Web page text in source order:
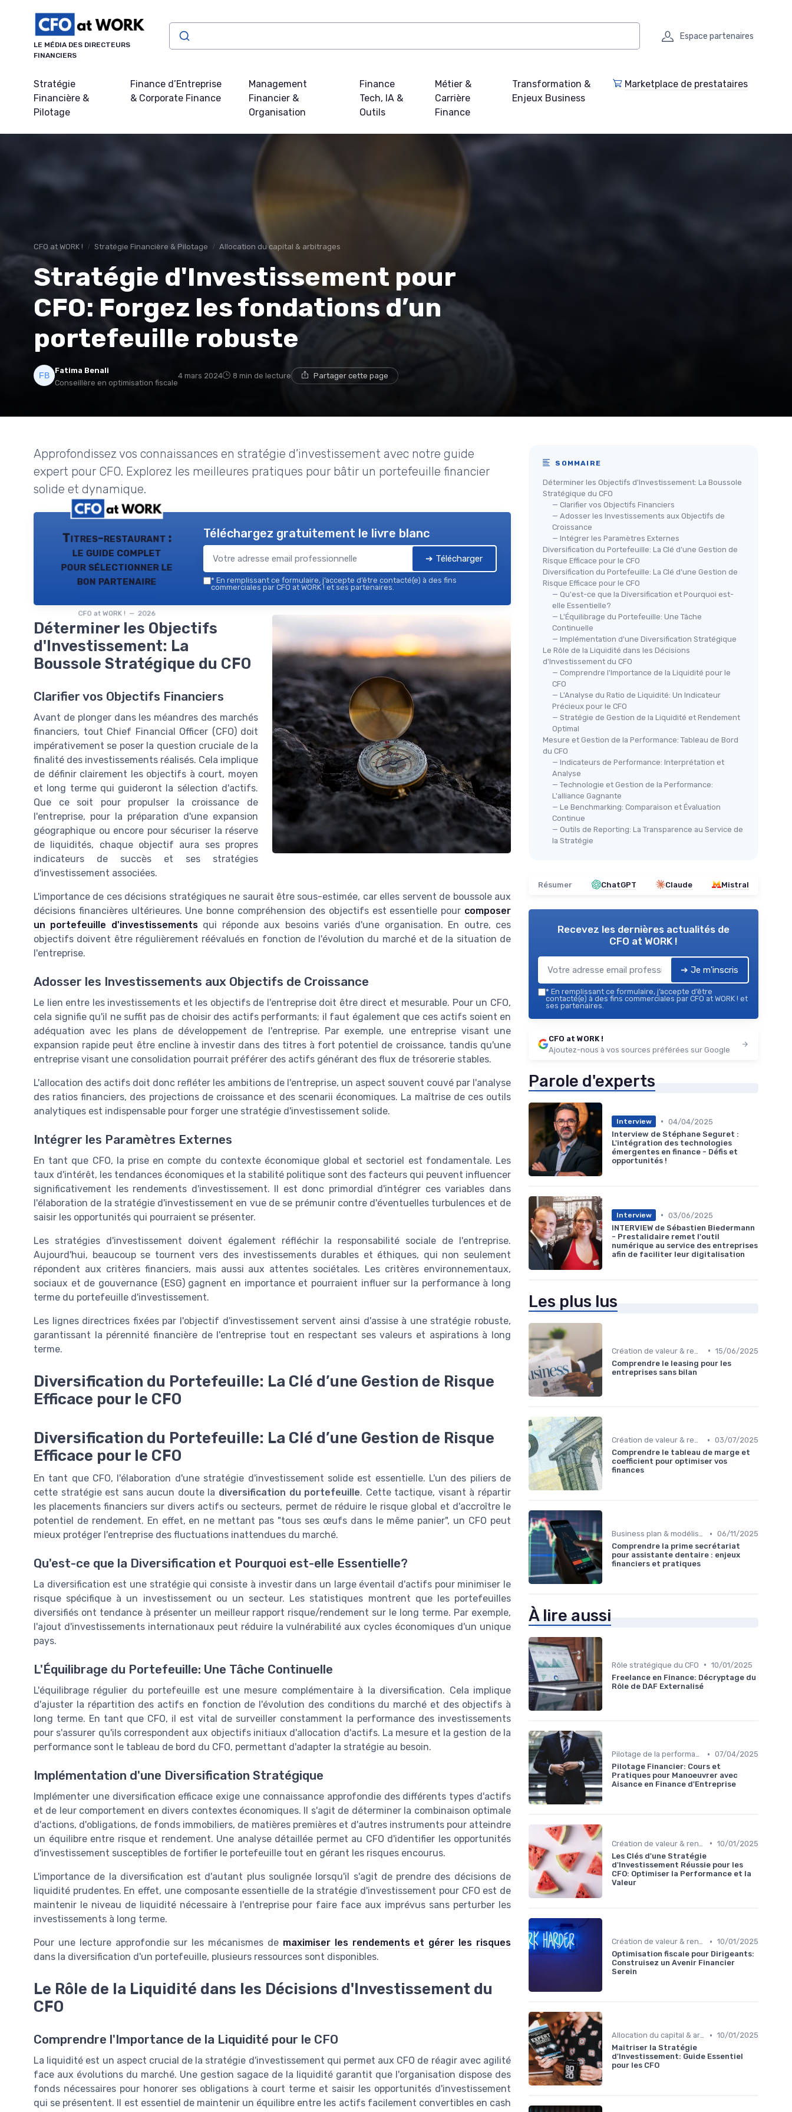
LE MÉDIA DES DIRECTEURS
FINANCIERS
Espace partenaires
Stratégie
Financière &
Pilotage
Finance d’Entreprise
& Corporate Finance
Management
Financier &
Organisation
Finance
Tech, IA &
Outils
Métier &
Carrière
Finance
Transformation &
Enjeux Business
Marketplace de prestataires
CFO at WORK ! Stratégie Financière & Pilotage Allocation du capital & arbitrages
Stratégie d'Investissement pour
CFO: Forgez les fondations d’un
portefeuille robuste
Fatima Benali
Conseillère en optimisation fiscale
4 mars 2024 8 min de lecture Partager cette page
Approfondissez vos connaissances en stratégie d’investissement avec notre guide
expert pour CFO. Explorez les meilleures pratiques pour bâtir un portefeuille financier
solide et dynamique.
Titres-restaurant :
le guide complet
pour sélectionner le
bon partenaire
CFO at WORK ! — 2026
Téléchargez gratuitement le livre blanc
➔ Télécharger
* En remplissant ce formulaire, j’accepte d’être contacté(e) à des fins
commerciales par CFO at WORK ! et ses partenaires.
Déterminer les Objectifs
d'Investissement: La
Boussole Stratégique du CFO
Clarifier vos Objectifs Financiers
Avant de plonger dans les méandres des marchés
financiers, tout Chief Financial Officer (CFO) doit
impérativement se poser la question cruciale de la
finalité des investissements réalisés. Cela implique
de définir clairement les objectifs à court, moyen
et long terme qui guideront la sélection d'actifs.
Que ce soit pour propulser la croissance de
l'entreprise, pour la préparation d'une expansion
géographique ou encore pour sécuriser la réserve
de liquidités, chaque objectif aura ses propres
indicateurs de succès et ses stratégies
d'investissement associées.
L'importance de ces décisions stratégiques ne saurait être sous-estimée, car elles servent de boussole aux
décisions financières ultérieures. Une bonne compréhension des objectifs est essentielle pour composer
un portefeuille d'investissementsqui réponde aux besoins variés d'une organisation. En outre, ces
objectifs doivent être régulièrement réévalués en fonction de l'évolution du marché et de la situation de
l'entreprise.
Adosser les Investissements aux Objectifs de Croissance
Le lien entre les investissements et les objectifs de l'entreprise doit être direct et mesurable. Pour un CFO,
cela signifie qu'il ne suffit pas de choisir des actifs performants; il faut également que ces actifs soient en
adéquation avec les plans de développement de l'entreprise. Par exemple, une entreprise visant une
expansion rapide peut être encline à investir dans des titres à fort potentiel de croissance, tandis qu'une
entreprise visant une consolidation pourrait préférer des actifs générant des flux de trésorerie stables.
L'allocation des actifs doit donc refléter les ambitions de l'entreprise, un aspect souvent couvé par l'analyse
des ratios financiers, des projections de croissance et des scenarii économiques. La maîtrise de ces outils
analytiques est indispensable pour forger une stratégie d'investissement solide.
Intégrer les Paramètres Externes
En tant que CFO, la prise en compte du contexte économique global et sectoriel est fondamentale. Les
taux d'intérêt, les tendances économiques et la stabilité politique sont des facteurs qui peuvent influencer
significativement les rendements d'investissement. Il est donc primordial d'intégrer ces variables dans
l'élaboration de la stratégie d'investissement en vue de se prémunir contre d'éventuelles turbulences et de
saisir les opportunités qui pourraient se présenter.
Les stratégies d'investissement doivent également réfléchir la responsabilité sociale de l'entreprise.
Aujourd'hui, beaucoup se tournent vers des investissements durables et éthiques, qui non seulement
répondent aux critères financiers, mais aussi aux attentes sociétales. Les critères environnementaux,
sociaux et de gouvernance (ESG) gagnent en importance et pourraient influer sur la performance à long
terme du portefeuille d'investissement.
Les lignes directrices fixées par l'objectif d'investissement servent ainsi d'assise à une stratégie robuste,
garantissant la pérennité financière de l'entreprise tout en respectant ses valeurs et aspirations à long
terme.
Diversification du Portefeuille: La Clé d’une Gestion de Risque
Efficace pour le CFO
Diversification du Portefeuille: La Clé d’une Gestion de Risque
Efficace pour le CFO
En tant que CFO, l'élaboration d'une stratégie d'investissement solide est essentielle. L'un des piliers de
cette stratégie est sans aucun doute la diversification du portefeuille. Cette tactique, visant à répartir
les placements financiers sur divers actifs ou secteurs, permet de réduire le risque global et d'accroître le
potentiel de rendement. En effet, en ne mettant pas "tous ses œufs dans le même panier", un CFO peut
mieux protéger l'entreprise des fluctuations inattendues du marché.
Qu'est-ce que la Diversification et Pourquoi est-elle Essentielle?
La diversification est une stratégie qui consiste à investir dans un large éventail d'actifs pour minimiser le
risque spécifique à un investissement ou un secteur. Les statistiques montrent que les portefeuilles
diversifiés ont tendance à présenter un meilleur rapport risque/rendement sur le long terme. Par exemple,
l'ajout d'investissements internationaux peut réduire la vulnérabilité aux cycles économiques d'un unique
pays.
L'Équilibrage du Portefeuille: Une Tâche Continuelle
L'équilibrage régulier du portefeuille est une mesure complémentaire à la diversification. Cela implique
d'ajuster la répartition des actifs en fonction de l'évolution des conditions du marché et des objectifs à
long terme. En tant que CFO, il est vital de surveiller constamment la performance des investissements
pour s'assurer qu'ils correspondent aux objectifs initiaux d'allocation d'actifs. La mesure et la gestion de la
performance sont le tableau de bord du CFO, permettant d'adapter la stratégie au besoin.
Implémentation d'une Diversification Stratégique
Implémenter une diversification efficace exige une connaissance approfondie des différents types d'actifs
et de leur comportement en divers contextes économiques. Il s'agit de déterminer la combinaison optimale
d'actions, d'obligations, de fonds immobiliers, de matières premières et d'autres instruments pour atteindre
un équilibre entre risque et rendement. Une analyse détaillée permet au CFO d'identifier les opportunités
d'investissement susceptibles de fortifier le portefeuille tout en gérant les risques encourus.
L'importance de la diversification est d'autant plus soulignée lorsqu'il s'agit de prendre des décisions de
liquidité prudentes. En effet, une composante essentielle de la stratégie d'investissement pour CFO est de
maintenir le niveau de liquidité nécessaire à l'entreprise pour faire face aux imprévus sans perturber les
investissements à long terme.
Pour une lecture approfondie sur les mécanismes de maximiser les rendements et gérer les risques
dans la diversification d'un portefeuille, plusieurs ressources sont disponibles.
Le Rôle de la Liquidité dans les Décisions d'Investissement du
CFO
Comprendre l'Importance de la Liquidité pour le CFO
La liquidité est un aspect crucial de la stratégie d'investissement qui permet aux CFO de réagir avec agilité
face aux évolutions du marché. Une gestion sagace de la liquidité garantit que l'organisation dispose des
fonds nécessaires pour honorer ses obligations à court terme et saisir les opportunités d'investissement
qui se présentent. Il est essentiel de maintenir un équilibre entre les actifs facilement convertibles en cash
SOMMAIRE
Déterminer les Objectifs d'Investissement: La Boussole
Stratégique du CFO
— Clarifier vos Objectifs Financiers
— Adosser les Investissements aux Objectifs de
Croissance
— Intégrer les Paramètres Externes
Diversification du Portefeuille: La Clé d’une Gestion de
Risque Efficace pour le CFO
Diversification du Portefeuille: La Clé d’une Gestion de
Risque Efficace pour le CFO
— Qu'est-ce que la Diversification et Pourquoi est-
elle Essentielle?
— L'Équilibrage du Portefeuille: Une Tâche
Continuelle
— Implémentation d'une Diversification Stratégique
Le Rôle de la Liquidité dans les Décisions
d'Investissement du CFO
— Comprendre l'Importance de la Liquidité pour le
CFO
— L'Analyse du Ratio de Liquidité: Un Indicateur
Précieux pour le CFO
— Stratégie de Gestion de la Liquidité et Rendement
Optimal
Mesure et Gestion de la Performance: Tableau de Bord
du CFO
— Indicateurs de Performance: Interprétation et
Analyse
— Technologie et Gestion de la Performance:
L'alliance Gagnante
— Le Benchmarking: Comparaison et Évaluation
Continue
— Outils de Reporting: La Transparence au Service de
la Stratégie
Résumer ChatGPT Claude Mistral
Recevez les dernières actualités de
CFO at WORK !
➔ Je m'inscris
* En remplissant ce formulaire, j’accepte d’être
contacté(e) à des fins commerciales par CFO at WORK ! et
ses partenaires.
CFO at WORK !
Ajoutez-nous à vos sources préférées sur Google
Parole d'experts
Interview • 04/04/2025
Interview de Stéphane Seguret :
L'intégration des technologies
émergentes en finance - Défis et
opportunités !
Interview • 03/06/2025
INTERVIEW de Sébastien Biedermann
- Prestalidaire remet l'outil
numérique au service des entreprises
afin de faciliter leur digitalisation
Les plus lus
• 15/06/2025
Comprendre le leasing pour les
entreprises sans bilan
Création de valeur & rentabilité • 03/07/2025
Comprendre le tableau de marge et
coefficient pour optimiser vos
finances
Business plan & modélisation financière • 06/11/2025
Comprendre la prime secrétariat
pour assistante dentaire : enjeux
financiers et pratiques
À lire aussi
Rôle stratégique du CFO • 10/01/2025
Freelance en Finance: Décryptage du
Rôle de DAF Externalisé
Pilotage de la performance financière • 07/04/2025
Pilotage Financier: Cours et
Pratiques pour Manoeuvrer avec
Aisance en Finance d'Entreprise
• 10/01/2025
Les Clés d'une Stratégie
d'Investissement Réussie pour les
CFO: Optimiser la Performance et la
Valeur
Création de valeur & rentabilité • 10/01/2025
Optimisation fiscale pour Dirigeants:
Construisez un Avenir Financier
Serein
Allocation du capital & arbitrages • 10/01/2025
Maîtriser la Stratégie
d'Investissement: Guide Essentiel
pour les CFO